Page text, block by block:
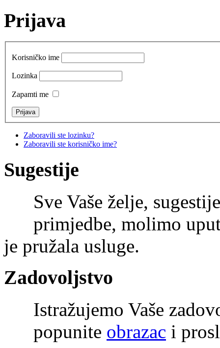
Prijava
Korisničko ime
Lozinka
Zapamti me
Zaboravili ste lozinku?
Zaboravili ste korisničko ime?
Sugestije
Sve Vaše želje,
primjedbe, molimo
je pružala usluge.
Zadovoljstvo
Istražujemo Vaše
popunite obrazac i